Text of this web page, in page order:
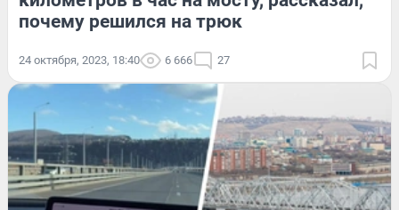
почему решился на трюк
24 октября, 2023, 18:40 6 666 27